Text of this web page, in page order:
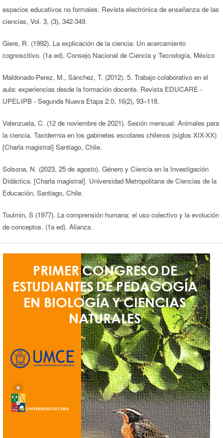
espacios educativos no formales. Revista electrónica de enseñanza de las
ciencias, Vol. 3, (3), 342-349.
Giere, R. (1992). La explicación de la ciencia: Un acercamiento
cognoscitivo. (1a ed). Consejo Nacional de Ciencia y Tecnología, México
Maldonado-Perez, M., Sánchez, T. (2012). 5. Trabajo colaborativo en el
aula: experiencias desde la formación docente. Revista EDUCARE -
UPEL-IPB - Segunda Nueva Etapa 2.0, 16(2), 93–118.
Valenzuela, C. (12 de noviembre de 2021). Sesión mensual: Animales para
la ciencia. Taxidermia en los gabinetes escolares chilenos (siglos XIX-XX)
[Charla magistral] Santiago, Chile.
Solsona, N. (2023, 25 de agosto). Género y Ciencia en la Investigación
Didáctica. [Charla magistral]. Universidad Metropolitana de Ciencias de la
Educación, Santiago, Chile.
Toulmin, S (1977). La comprensión humana: el uso colectivo y la evolución
de conceptos. (1a ed). Alianza.